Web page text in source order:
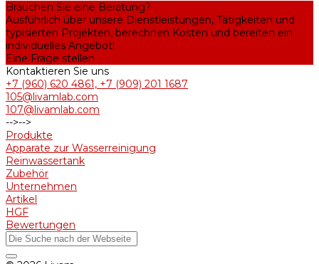
Brauchen Sie eine Beratung?
Ausführlich über unsere Dienstleistungen, Tätigkeiten und
typisierten Projekten, berechnen Kosten und bereiten ein
individuelles Angebot!
Eine Frage stellen
Kontaktieren Sie uns
+7 (960) 620 4861, +7 (909) 201 1687
105@livamlab.com
107@livamlab.com
-->-->
Produkte
Apparate zur Wasserreinigung
Reinwassertank
Zubehör
Unternehmen
Artikel
HGF
Bewertungen